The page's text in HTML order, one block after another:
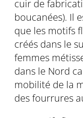
cuir de
boucanées). Il
que les motifs
créés dans le
femmes
dans le Nord
mobilité de la
des fourrures